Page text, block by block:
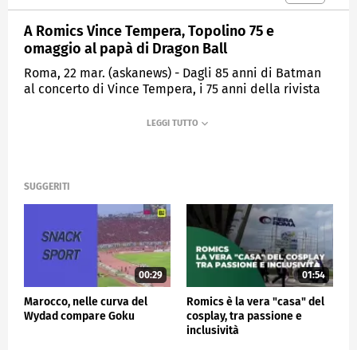
A Romics Vince Tempera, Topolino 75 e
omaggio al papà di Dragon Ball
Roma, 22 mar. (askanews) - Dagli 85 anni di Batman
al concerto di Vince Tempera, i 75 anni della rivista
Ball recentemente scomparso. Sono i punti forti del
Roma - raccontati dalla direttrice artistica Sabrina
A firmare il manifesto ufficiale di Romics XXXII è
Simone Bianchi, disegnatore per Marvel e DC Comics
e Romics d'Oro di questa edizione.
"Partiamo dagli 85 anni di Batman che festeggiamo
anche con la straordinaria immagine del manifesto
firmato da Simone Bianchi. La celebrazione di tante
firme del fumetto italiano e internazionale. Tra gli
SUGGERITI
00:29
Marocco, nelle curva del
Wydad compare Goku
01:54
Romics è la vera "casa" del
cosplay, tra passione e
inclusività